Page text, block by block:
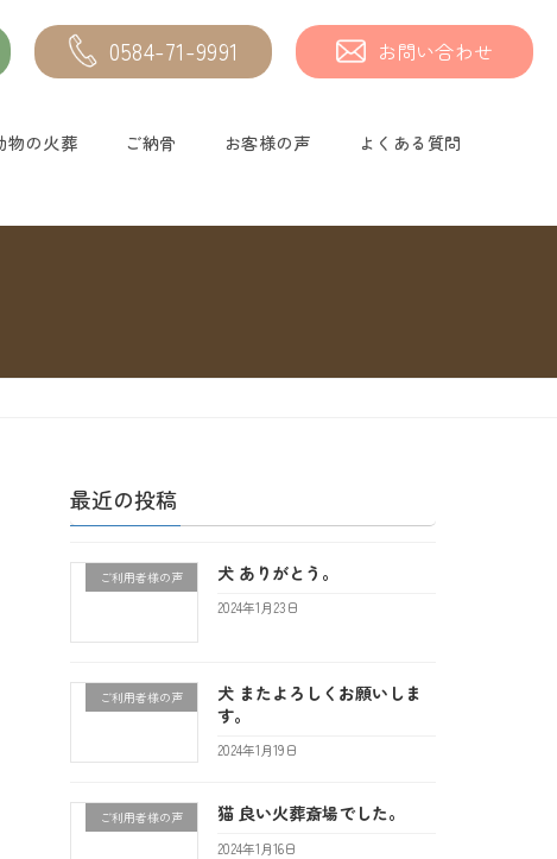
0584-71-9991 お問い合わせ
物の火葬 ご納骨 お客様の声 よくある質問
最近の投稿
ご利用者様の声 犬 ありがとう。
2024年1月23日
ご利用者様の声
犬 またよろしくお願いしま
す。
2024年1月19日
ご利用者様の声 猫 良い火葬斎場でした。
2024年1月16日